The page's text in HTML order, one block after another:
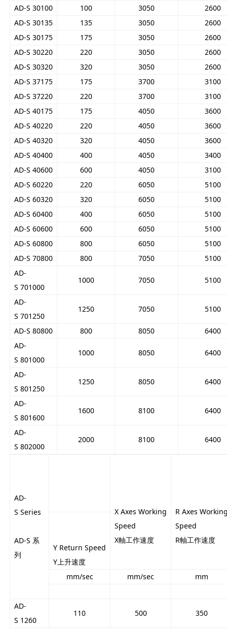
AD-S 30100 100 3050
2600
AD-S 30135
135 3050
2600
AD-S 30175
175 3050
2600
AD-S 30220
220 3050
2600
AD-S 30320
320 3050
2600
AD-S 37175
175 3700
3100
AD-S 37220
220 3700
3100
AD-S 40175
175 4050
3600
AD-S 40220
220 4050
3600
AD-S 40320
320 4050
3600
AD-S 40400
400 4050
3400
AD-S 40600
600 4050
3100
AD-S 60220
220 6050
5100
AD-S 60320
320 6050
5100
AD-S 60400
400 6050
5100
AD-S 60600
600 6050
5100
AD-S 60800
800 6050
5100
AD-S 70800
800 7050
5100
AD-
S 701000
1000 7050 5100
AD-
S 701250
1250 7050 5100
AD-S 80800 800 8050
6400
AD-
S 801000
1000 8050 6400
AD-
S 801250
1250 8050 6400
AD-
S 801600
1600 8100 6400
AD-
S 802000
2000 8100 6400
AD-
S Series
AD-S 系
列
X Axes Working
Speed
X軸工作速度
R Axes
Speed
R軸工作速度
Y Return Speed
Y上升速度
mm/sec
mm/sec mm
AD-
S 1260
110 500 350